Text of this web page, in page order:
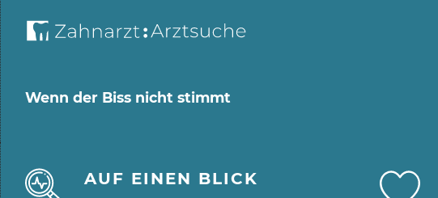
Wenn der Biss nicht stimmt
AUF EINEN BLICK